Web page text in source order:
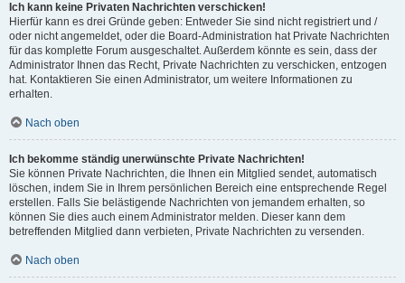
Ich kann keine Privaten Nachrichten verschicken!
Hierfür kann es drei Gründe geben: Entweder Sie sind nicht registriert und /
oder nicht angemeldet, oder die Board-Administration hat Private Nachrichten
für das komplette Forum ausgeschaltet. Außerdem könnte es sein, dass der
Administrator Ihnen das Recht, Private Nachrichten zu verschicken, entzogen
hat. Kontaktieren Sie einen Administrator, um weitere Informationen zu
erhalten.
Nach oben
Ich bekomme ständig unerwünschte Private Nachrichten!
Sie können Private Nachrichten, die Ihnen ein Mitglied sendet, automatisch
löschen, indem Sie in Ihrem persönlichen Bereich eine entsprechende Regel
erstellen. Falls Sie belästigende Nachrichten von jemandem erhalten, so
können Sie dies auch einem Administrator melden. Dieser kann dem
betreffenden Mitglied dann verbieten, Private Nachrichten zu versenden.
Nach oben